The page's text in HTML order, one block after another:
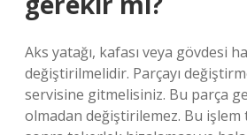
Aks yatağı, kafası veya gövdesi
değiştirilmelidir. Parçayı
servisine gitmelisiniz. Bu parça
olmadan değiştirilemez. Bu işlem